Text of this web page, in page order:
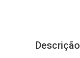
Descrição